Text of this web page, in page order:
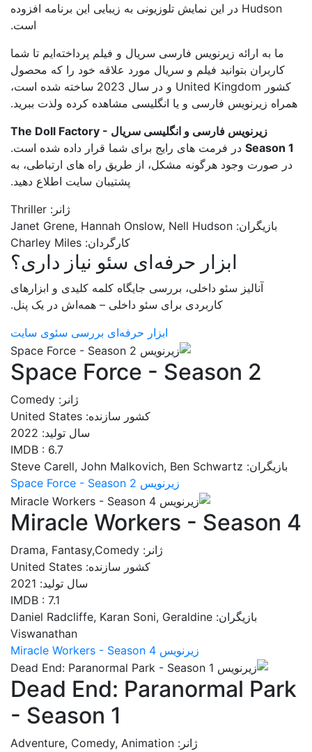
Hudson در این نمایش تلوزیونی به زیبایی این برنامه افزوده
است.
ما به ارائه زیرنویس فارسی سریال و فیلم پرداخته‌ایم تا شما
کاربران بتوانید فیلم و سریال مورد علاقه خود را که محصول
کشور United Kingdom و در سال 2023 ساخته شده است،
همراه زیرنویس فارسی و یا انگلیسی مشاهده کرده ولذت ببرید.
زیرنویس فارسی و انگلیسی سریال The Doll Factory -
Season 1 در فرمت های رایج برای شما قرار داده شده است.
در صورت وجود هرگونه مشکل، از طریق راه های ارتباطی، به
پشتیبان سایت اطلاع دهید.
ژانر: Thriller
بازیگران: Janet Grene, Hannah Onslow, Nell Hudson
کارگردان: Charley Miles
ابزار حرفه‌ای سئو نیاز داری؟
آنالیز سئو داخلی، بررسی جایگاه کلمه کلیدی و ابزارهای
کاربردی برای سئو داخلی – همه‌اش در یک پنل.
ابزار حرفه‌ای بررسی سئوی سایت
Space Force - Season 2
ژانر: Comedy
کشور سازنده: United States
سال تولید: 2022
IMDB : 6.7
بازیگران: Steve Carell, John Malkovich, Ben Schwartz
زیرنویس Space Force - Season 2
Miracle Workers - Season 4
ژانر: Drama, Fantasy,Comedy
کشور سازنده: United States
سال تولید: 2021
IMDB : 7.1
بازیگران: Daniel Radcliffe, Karan Soni, Geraldine
Viswanathan
زیرنویس Miracle Workers - Season 4
Dead End: Paranormal Park
- Season 1
ژانر: Adventure, Comedy, Animation